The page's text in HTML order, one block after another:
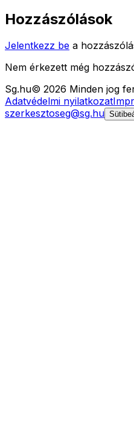
Hozzászólások
Jelentkezz be a
Nem érkezett még
Sg.hu© 2026 Minden jog
Adatvédelmi nyilatkozat
szerkesztoseg@sg.hu